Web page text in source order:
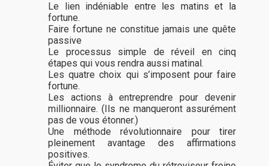
Le lien indéniable entre les matins et la
fortune.
Faire fortune ne constitue jamais une quête
passive
Le processus simple de réveil en cinq
étapes qui vous rendra aussi matinal.
Les quatre choix qui s’imposent pour faire
fortune.
Les actions à entreprendre pour devenir
millionnaire. (Ils ne manqueront assurément
pas de vous étonner.)
Une méthode révolutionnaire pour tirer
pleinement avantage des affirmations
positives.